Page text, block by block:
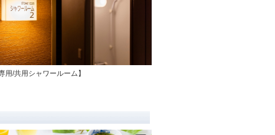
用/共用シャワールーム】